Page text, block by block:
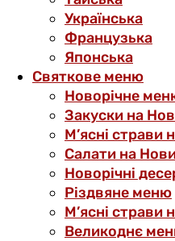
Українська
Французька
Японська
Святкове меню
Новорічне
Закуски на
М’ясні страви
Салати на
Новорічні
Різдвяне меню
М’ясні страви
Великоднє